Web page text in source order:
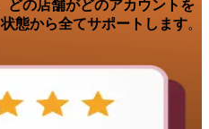
どの店舗がどのアカウントを
態から全てサポートします。